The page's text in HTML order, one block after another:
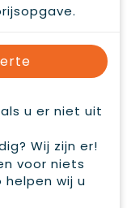
u er niet uit
Wij zijn er!
voor niets
helpen wij u